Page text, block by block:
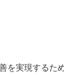
を実現するた